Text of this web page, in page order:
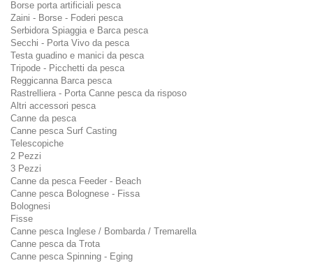
Borse porta artificiali pesca
Zaini - Borse - Foderi pesca
Serbidora Spiaggia e Barca pesca
Secchi - Porta Vivo da pesca
Testa guadino e manici da pesca
Tripode - Picchetti da pesca
Reggicanna Barca pesca
Rastrelliera - Porta Canne pesca da risposo
Altri accessori pesca
Canne da pesca
Canne pesca Surf Casting
Telescopiche
2 Pezzi
3 Pezzi
Canne da pesca Feeder - Beach
Canne pesca Bolognese - Fissa
Bolognesi
Fisse
Canne pesca Inglese / Bombarda / Tremarella
Canne pesca da Trota
Canne pesca Spinning - Eging